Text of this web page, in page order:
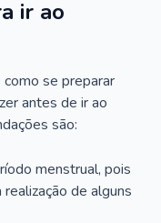
ir ao
se preparar
antes de ir ao
são:
menstrual, pois
de alguns